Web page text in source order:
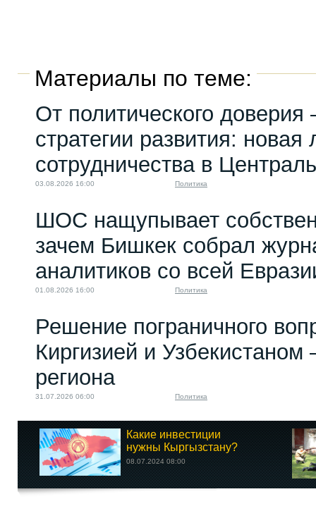
Материалы по теме:
От политического
стратегии развития: новая
сотрудничества в
03.08.2026 16:00 Политика
ШОС нащупывает
зачем Бишкек собрал
аналитиков со всей
01.08.2026 16:00 Политика
Решение пограничного
Киргизией и Узбекистаном
региона
31.07.2026 06:00 Политика
Какие инвестиции
нужны Кыргызстану?
08.07.2024 08:00